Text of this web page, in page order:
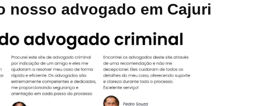
nosso advogado em Cajuri